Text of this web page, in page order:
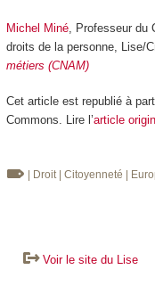
Michel Miné, Professeur du
droits de la personne, Lise/
métiers (CNAM)
Cet article est republié à
Commons. Lire l’article
| Droit | Citoyenneté |
Voir le site du Lise